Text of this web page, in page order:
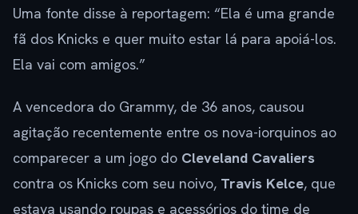
Uma fonte disse à reportagem: “Ela é uma grande
fã dos Knicks e quer muito estar lá para apoiá-los.
Ela vai com amigos.”
A vencedora do Grammy, de 36 anos, causou
agitação recentemente entre os nova-iorquinos ao
comparecer a um jogo do Cleveland Cavaliers
contra os Knicks com seu noivo, Travis Kelce, que
estava usando roupas e acessórios do time de